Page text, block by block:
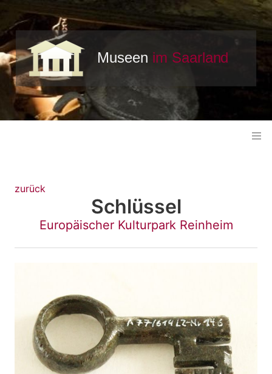
zurück
Schlüssel
Europäischer Kulturpark Reinheim